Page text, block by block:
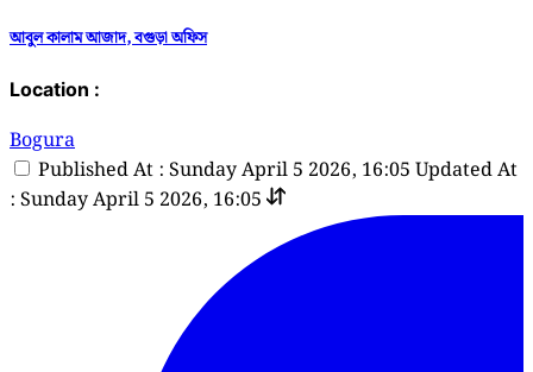
আবুল কালাম আজাদ, বগুড়া অফিস
Location :
Bogura
Published At : Sunday April 5 2026, 16:05 Updated At
: Sunday April 5 2026, 16:05